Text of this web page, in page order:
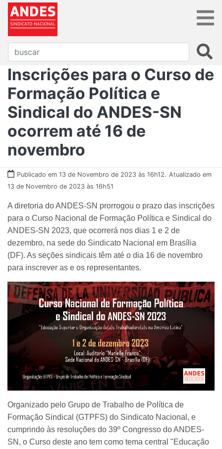
Inscrições para o Curso de
Formação Política e
Sindical do ANDES-SN
ocorrem até 16 de
novembro
Publicado em 13 de Novembro de 2023 às 16h12. Atualizado em
13 de Novembro de 2023 às 16h51
A diretoria do ANDES-SN prorrogou o prazo das inscrições
para o Curso Nacional de Formação Política e Sindical do
ANDES-SN 2023, que ocorrerá nos dias 1 e 2 de
dezembro, na sede do Sindicato Nacional em Brasília
(DF). As seções sindicais têm até o dia 16 de novembro
para inscrever as e os representantes.
Organizado pelo Grupo de Trabalho de Política de
Formação Sindical (GTPFS) do Sindicato Nacional, e
cumprindo às resoluções do 39º Congresso do ANDES-
SN, o Curso deste ano tem como tema central "Educação